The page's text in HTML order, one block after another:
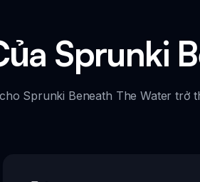
Sprunki
Sprunki Beneath The Water trở